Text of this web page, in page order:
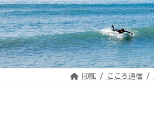
HOME こころ通信